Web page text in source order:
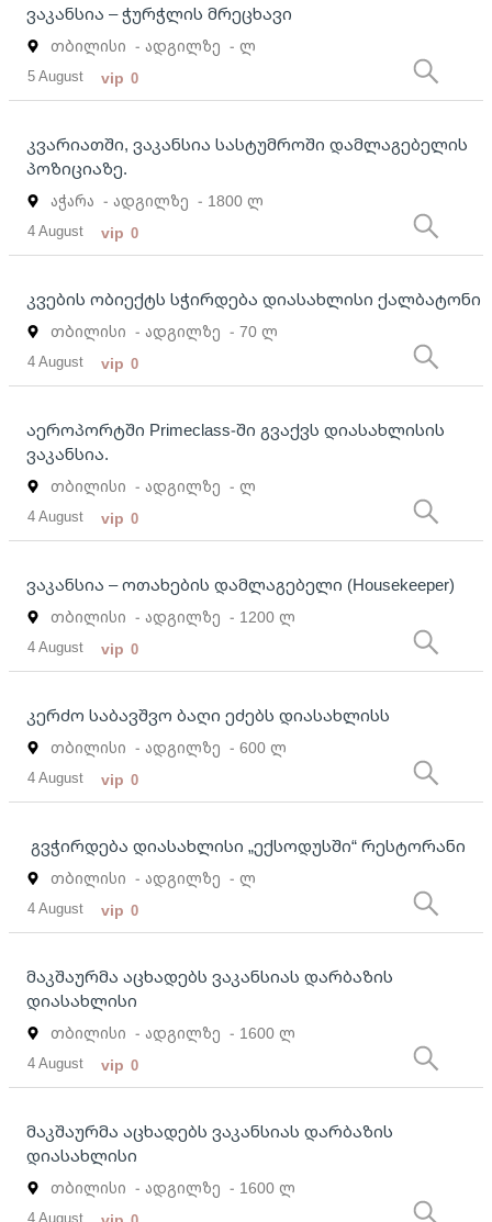
ვაკანსია – ჭურჭლის მრეცხავი
თბილისი - ადგილზე - ლ
5 August vip 0
კვარიათში, ვაკანსია სასტუმროში დამლაგებელის
პოზიციაზე.
აჭარა - ადგილზე - 1800 ლ
4 August vip 0
კვების ობიექტს სჭირდება დიასახლისი ქალბატონი
თბილისი - ადგილზე - 70 ლ
4 August vip 0
აეროპორტში Primeclass-ში გვაქვს დიასახლისის
ვაკანსია.
თბილისი - ადგილზე - ლ
4 August vip 0
ვაკანსია – ოთახების დამლაგებელი (Housekeeper)
თბილისი - ადგილზე - 1200 ლ
4 August vip 0
კერძო საბავშვო ბაღი ეძებს დიასახლისს
თბილისი - ადგილზე - 600 ლ
4 August vip 0
გვჭირდება დიასახლისი „ექსოდუსში“ რესტორანი
თბილისი - ადგილზე - ლ
4 August vip 0
მაკშაურმა აცხადებს ვაკანსიას დარბაზის
დიასახლისი
თბილისი - ადგილზე - 1600 ლ
4 August vip 0
მაკშაურმა აცხადებს ვაკანსიას დარბაზის
დიასახლისი
თბილისი - ადგილზე - 1600 ლ
4 August